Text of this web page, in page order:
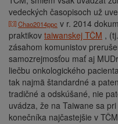
vedeckých časopisoch už
Chao2014ppc v r. 2014
praktikov taiwanskej TČM ,
zásahom komunistov
samozrejmosťou mať aj
liečbu onkologického
tak najmä štandardné a
tradičné a odskúšané, nie
uvádza, že na Taiwane sa
konečníka najčastejšie v